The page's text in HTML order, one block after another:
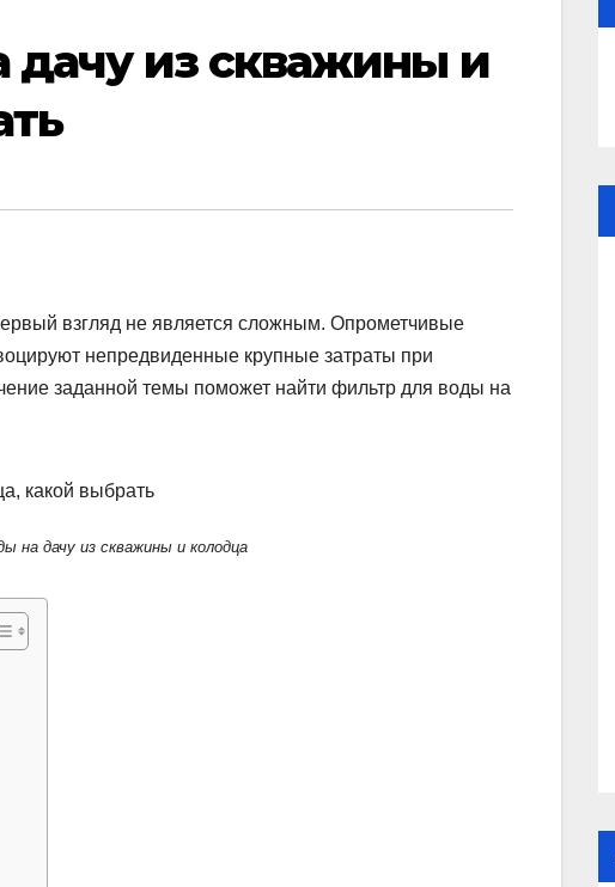
из скважины и
взгляд не является сложным. Опрометчивые
непредвиденные крупные затраты при
заданной темы поможет найти фильтр для воды на
на дачу из скважины и колодца